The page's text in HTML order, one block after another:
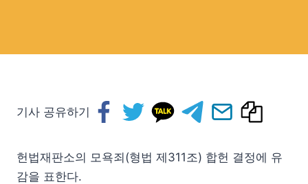
기사 공유하기
헌법재판소의 모욕죄(형법 제311조) 합헌 결정에 유
감을 표한다.